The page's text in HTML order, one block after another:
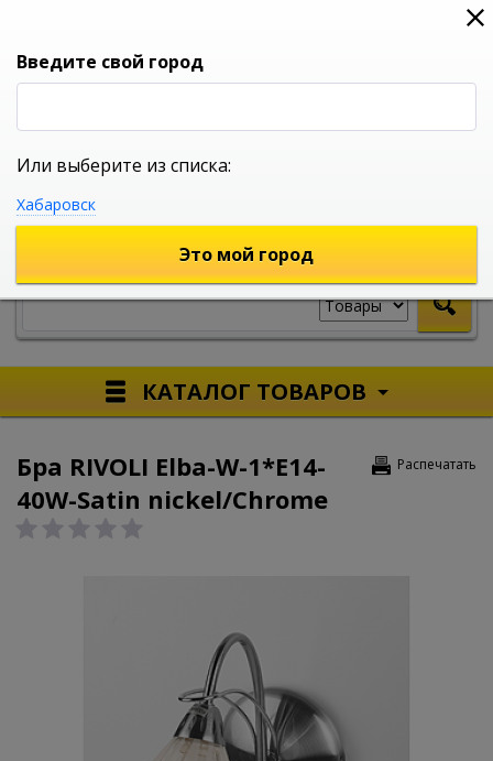
0
УНИВЕРСАЛЬНЫЙ ИНТЕРНЕТ МАГАЗИН
КАТАЛОГ ТОВАРОВ
Распечатать
Бра RIVOLI Elba-W-1*E14-
40W-Satin nickel/Chrome
Введите свой город
Или выберите из списка:
Хабаровск
Это мой город